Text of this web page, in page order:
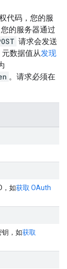
代码，您的服
的服务器通过
请求会发送
元数据值从发现
。请求必须在
，如获取 OAuth
钥，如获取